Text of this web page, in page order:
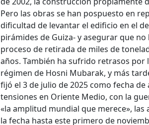
Pero las obras se han pospuesto en
dificultad de levantar el edificio en el
pirámides de Guiza- y asegurar que
proceso de retirada de miles de
años. También ha sufrido retrasos por
régimen de Hosni Mubarak, y más
fijó el 3 de julio de 2025 como fecha
tensiones en Oriente Medio, con la
«la amplitud mundial que merece»,
la fecha hasta este primero de